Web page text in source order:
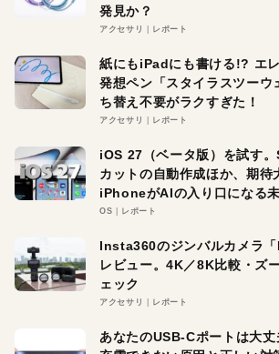
発見か？
アクセサリ レポート
紙にもiPadにも書ける!? エ
発想ペン「スタイラスツーウ
ち替え不要がラクすぎた！
アクセサリ レポート
iOS 27（ベータ版）を試す
カットの自動作成ほか、期待
iPhoneがAIの入り口になる
OS レポート
Insta360のジンバルカメラ
レビュー。4K／8K比較・ズ
ェック
アクセサリ レポート
あなたのUSB-Cポートは大丈